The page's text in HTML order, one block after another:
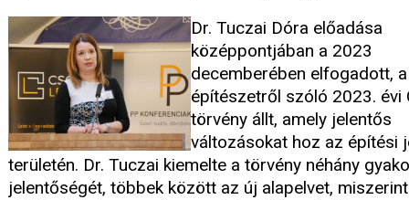
Dr. Tuczai Dóra előadása
középpontjában a 2023
decemberében elfogadott,
építészetről szóló 2023. évi
törvény állt, amely jelentős
változásokat hoz az építési
területén. Dr. Tuczai kiemelte a törvény néhány
jelentőségét, többek között az új alapelvet,